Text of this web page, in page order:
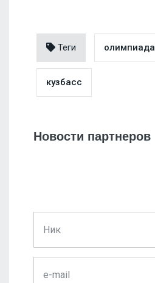
Теги олимпиада
кузбасс
Новости партнеров